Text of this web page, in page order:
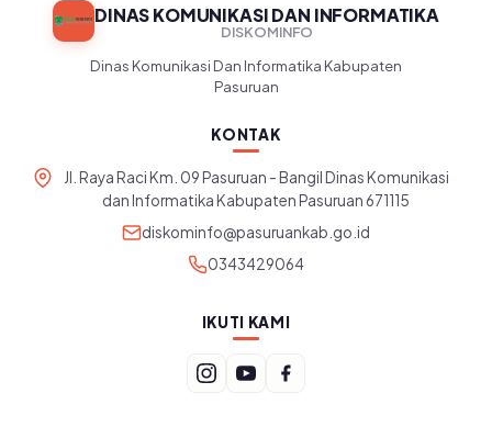
DINAS KOMUNIKASI DAN INFORMATIKA
DISKOMINFO
Dinas Komunikasi Dan Informatika Kabupaten
Pasuruan
KONTAK
Jl. Raya Raci Km. 09 Pasuruan - Bangil Dinas Komunikasi
dan Informatika Kabupaten Pasuruan 671115
diskominfo@pasuruankab.go.id
0343429064
IKUTI KAMI